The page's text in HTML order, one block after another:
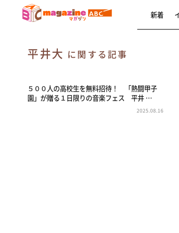
新着
平井大 に関する記事
５００人の高校生を無料招待！ 「熱闘甲子
園」が贈る１日限りの音楽フェス 平井 …
2025.08.16